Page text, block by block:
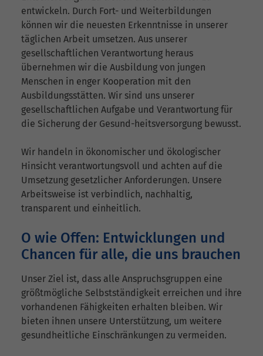
entwickeln. Durch Fort- und Weiterbildungen
können wir die neuesten Erkenntnisse in unserer
täglichen Arbeit umsetzen. Aus unserer
gesellschaftlichen Verantwortung heraus
übernehmen wir die Ausbildung von jungen
Menschen in enger Kooperation mit den
Ausbildungsstätten. Wir sind uns unserer
gesellschaftlichen Aufgabe und Verantwortung für
die Sicherung der Gesund-heitsversorgung bewusst.
Wir handeln in ökonomischer und ökologischer
Hinsicht verantwortungsvoll und achten auf die
Umsetzung gesetzlicher Anforderungen. Unsere
Arbeitsweise ist verbindlich, nachhaltig,
transparent und einheitlich.
O wie Offen: Entwicklungen und
Chancen für alle, die uns brauchen
Unser Ziel ist, dass alle Anspruchsgruppen eine
größtmögliche Selbstständigkeit erreichen und ihre
vorhandenen Fähigkeiten erhalten bleiben. Wir
bieten ihnen unsere Unterstützung, um weitere
gesundheitliche Einschränkungen zu vermeiden.